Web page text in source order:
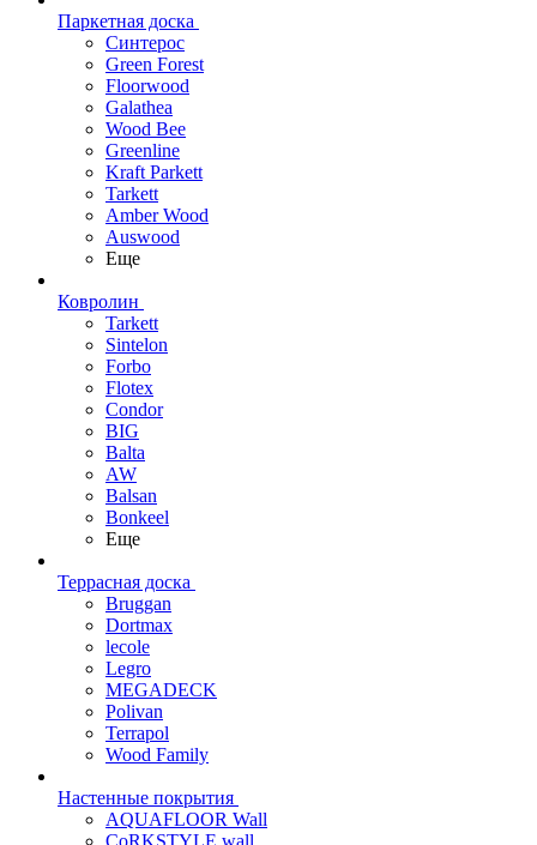
Паркетная доска
Синтерос
Green Forest
Floorwood
Galathea
Wood Bee
Greenline
Kraft Parkett
Tarkett
Amber Wood
Auswood
Еще
Ковролин
Tarkett
Sintelon
Forbo
Flotex
Condor
BIG
Balta
AW
Balsan
Bonkeel
Еще
Террасная доска
Bruggan
Dortmax
lecole
Legro
MEGADECK
Polivan
Terrapol
Wood Family
Настенные покрытия
AQUAFLOOR Wall
CoRKSTYLE wall